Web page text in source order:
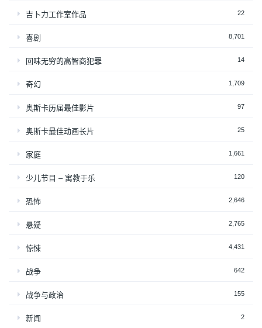
吉卜力工作室作品 22
喜剧 8,701
回味无穷的高智商犯罪 14
奇幻 1,709
奥斯卡历届最佳影片 97
奥斯卡最佳动画长片 25
家庭 1,661
少儿节目 – 寓教于乐 120
恐怖 2,646
悬疑 2,765
惊悚 4,431
战争 642
战争与政治 155
新闻 2